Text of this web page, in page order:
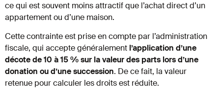
ce qui est souvent moins attractif que l’achat direct d’un
appartement ou d’une maison.
Cette contrainte est prise en compte par l’administration
fiscale, qui accepte généralement l’application d’une
décote de 10 à 15 % sur la valeur des parts lors d’une
donation ou d’une succession. De ce fait, la valeur
retenue pour calculer les droits est réduite.